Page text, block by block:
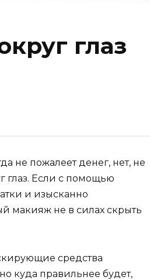
глаз
не пожалеет денег, нет, не
глаз. Если с помощью
и изысканно
макияж не в силах скрыть
средства
куда правильнее будет,